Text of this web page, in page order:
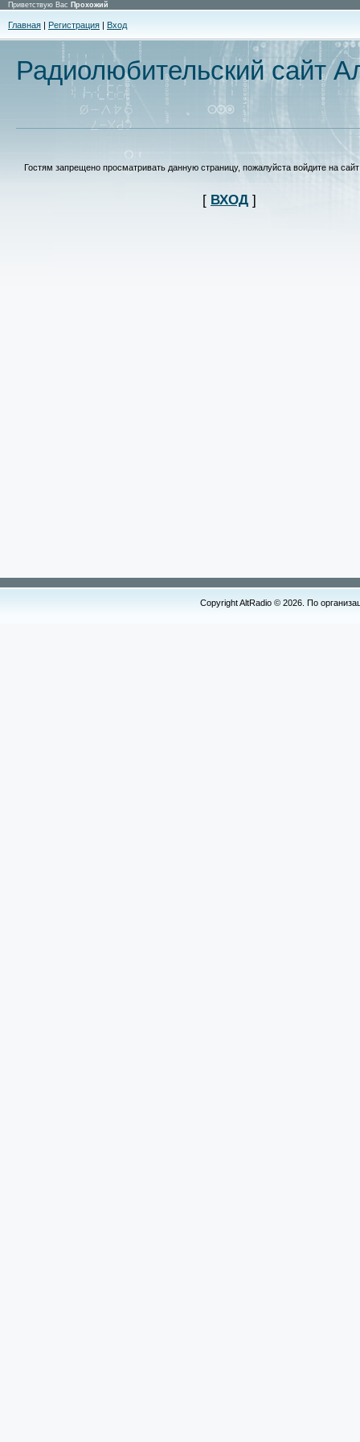
Приветствую Вас Прохожий
Главная | Регистрация | Вход
Радиолюбительский сайт
Гостям запрещено просматривать данную страницу, пожалуйста войдите на сайт
[ ВХОД ]
Copyright AltRadio © 2026. По